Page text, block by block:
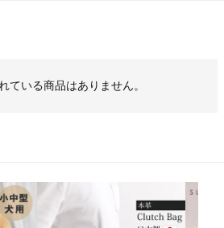
ている商品はありません。